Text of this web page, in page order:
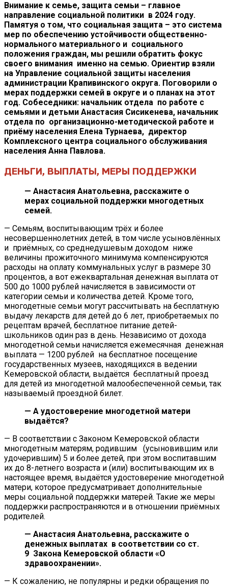
Внимание к семье, защита семьи – главное
направление социальной политики в 2024 году.
Памятуя о том, что социальная защита – это система
мер по обеспечению устойчивости общественно-
нормального материального и социального
положения граждан, мы решили обратить фокус
своего внимания именно на семью. Ориентир взяли
на Управление социальной защиты населения
администрации Крапивинского округа. Поговорили о
мерах поддержки семей в округе и о планах на этот
год. Собеседники: начальник отдела по работе с
семьями и детьми Анастасия Сисикенева, начальник
отдела по организационно-методической работе и
приёму населения Елена Турнаева, директор
Комплексного центра социального обслуживания
населения Анна Павлова.
ДЕНЬГИ, ВЫПЛАТЫ, МЕРЫ ПОДДЕРЖКИ
— Анастасия Анатольевна, расскажите о
мерах социальной поддержки многодетных
семей.
— Семьям, воспитывающим трёх и более
несовершеннолетних детей, в том числе усыновлённых
и приёмных, со среднедушевым доходом ниже
величины прожиточного минимума компенсируются
расходы на оплату коммунальных услуг в размере 30
процентов, а вот ежеквартальная денежная выплата от
500 до 1000 рублей начисляется в зависимости от
категории семьи и количества детей. Кроме того,
многодетные семьи могут рассчитывать на бесплатную
выдачу лекарств для детей до 6 лет, приобретаемых по
рецептам врачей, бесплатное питание детей-
школьников один раз в день. Независимо от дохода
многодетной семьи начисляется ежемесячная денежная
выплата — 1200 рублей на бесплатное посещение
государственных музеев, находящихся в ведении
Кемеровской области, выдаётся бесплатный проезд
для детей из многодетной малообеспеченной семьи, так
называемый проездной билет.
— А удостоверение многодетной матери
выдаётся?
— В соответствии с Законом Кемеровской области
многодетным матерям, родившим (усыновившим или
удочерившим) 5 и более детей, при этом воспитавшим
их до 8-летнего возраста и (или) воспитывающим их в
настоящее время, выдаётся удостоверение многодетной
матери, которое предусматривает дополнительные
меры социальной поддержки матерей. Такие же меры
поддержки распространяются и в отношении приёмных
родителей.
— Анастасия Анатольевна, расскажите о
денежных выплатах в соответствии со ст.
9 Закона Кемеровской области «О
здравоохранении».
— К сожалению, не популярны и редки обращения по